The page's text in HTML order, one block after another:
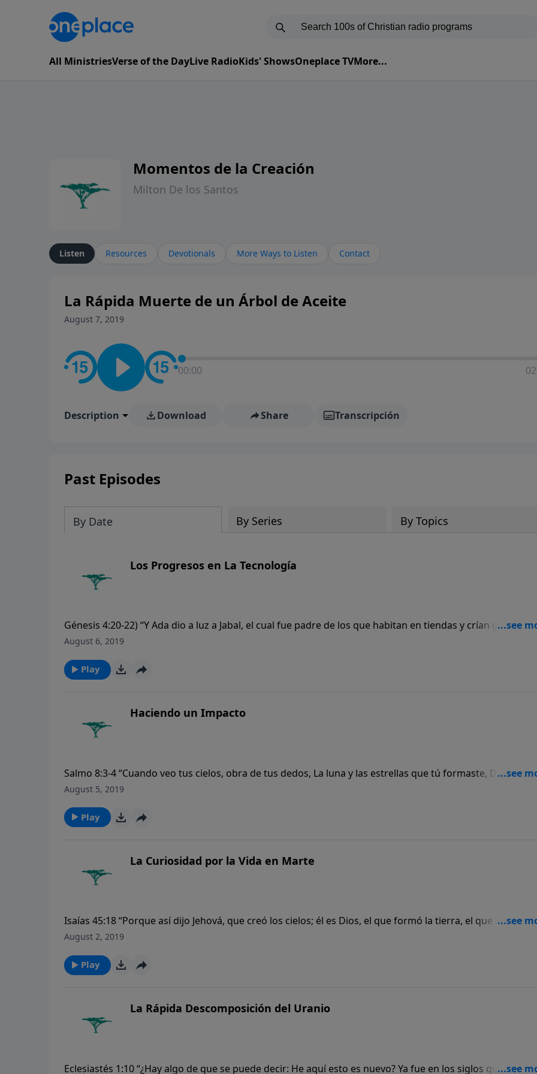
All MinistriesVerse of the DayLive RadioKids' ShowsOneplace TVMore...
Momentos de la Creación
Milton De los Santos
Listen Resources Devotionals More Ways to Listen Contact
La Rápida Muerte de un Árbol de Aceite
August 7, 2019
00:00
Description Download Share Transcripción
Past Episodes
By Date By Series By Topics
Los Progresos en La Tecnología
Génesis 4:20-22) “Y Ada dio a luz a Jabal, el cual fue padre de los que habitan en tiendas y crían ganados.
el nombre de su hermano fue Jubal, el cual fue padre de todos los que tocan arpa y flauta. Y Zila
August 6, 2019
Play
Haciendo un Impacto
Salmo 8:3-4 “Cuando veo tus cielos, obra de tus dedos, La luna y las estrellas que tú formaste, Digo:
es el hombre, para que tengas de él memoria, Y el hijo del hombre, para que lo visites?”
August 5, 2019
Play
La Curiosidad por la Vida en Marte
Isaías 45:18 “Porque así dijo Jehová, que creó los cielos; él es Dios, el que formó la tierra, el que la hizo y
compuso; no la creó en vano, para que fuese habitada la creó: Yo soy Jehová, y no hay otro. “
August 2, 2019
Play
La Rápida Descomposición del Uranio
Eclesiastés 1:10 “¿Hay algo de que se puede decir: He aquí esto es nuevo? Ya fue en los siglos que nos